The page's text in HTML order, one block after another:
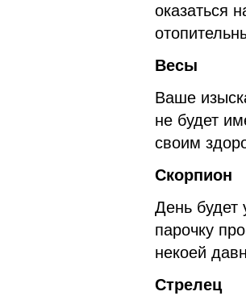
оказаться
Весы
Ваше
не будет
своим
Скорпион
День
парочку
некоей
Стрелец